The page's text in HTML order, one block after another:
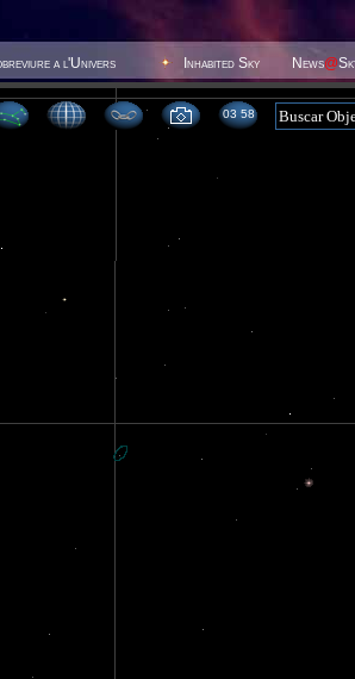
a l'Univers Inhabited Sky News@
03 58